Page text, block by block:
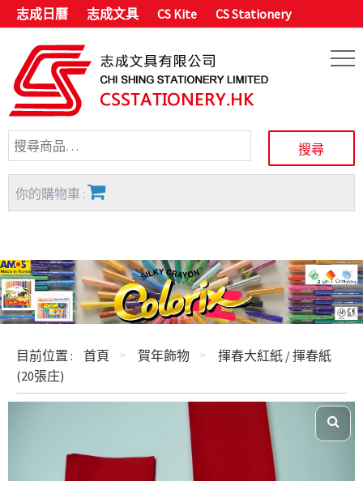
志成日曆 志成文具 CS Kite CS Stationery
你的購物車 :
目前位置 : 首頁 賀年飾物
揮春大紅紙 / 揮春紙
(20張庄)